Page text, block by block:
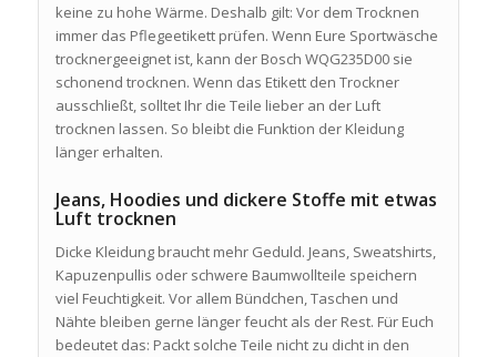
keine zu hohe Wärme. Deshalb gilt: Vor dem Trocknen
immer das Pflegeetikett prüfen. Wenn Eure Sportwäsche
trocknergeeignet ist, kann der Bosch WQG235D00 sie
schonend trocknen. Wenn das Etikett den Trockner
ausschließt, solltet Ihr die Teile lieber an der Luft
trocknen lassen. So bleibt die Funktion der Kleidung
länger erhalten.
Jeans, Hoodies und dickere Stoffe mit etwas
Luft trocknen
Dicke Kleidung braucht mehr Geduld. Jeans, Sweatshirts,
Kapuzenpullis oder schwere Baumwollteile speichern
viel Feuchtigkeit. Vor allem Bündchen, Taschen und
Nähte bleiben gerne länger feucht als der Rest. Für Euch
bedeutet das: Packt solche Teile nicht zu dicht in den